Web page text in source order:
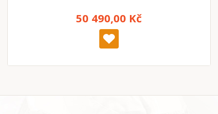
50 490,00 Kč